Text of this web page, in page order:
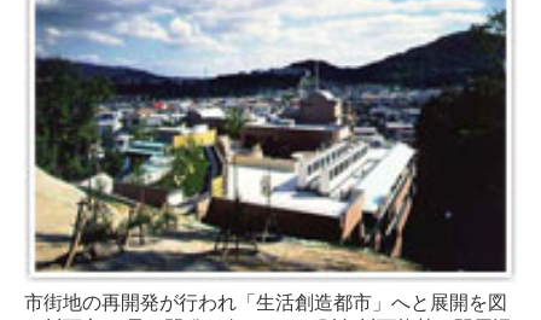
市街地の再開発が行われ「生活創造都市」へと展開を図